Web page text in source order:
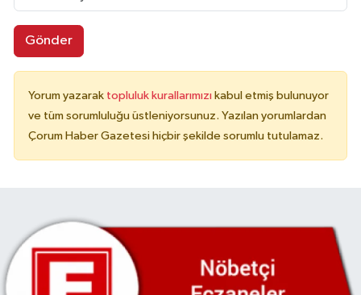
Gönder
Yorum yazarak topluluk kurallarımızı kabul etmiş bulunuyor
ve tüm sorumluluğu üstleniyorsunuz. Yazılan yorumlardan
Çorum Haber Gazetesi hiçbir şekilde sorumlu tutulamaz.